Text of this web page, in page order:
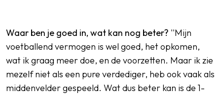
Waar ben je goed in, wat kan nog beter? ''Mijn
voetballend vermogen is wel goed, het opkomen,
wat ik graag meer doe, en de voorzetten. Maar ik zie
mezelf niet als een pure verdediger, heb ook vaak als
middenvelder gespeeld. Wat dus beter kan is de 1-